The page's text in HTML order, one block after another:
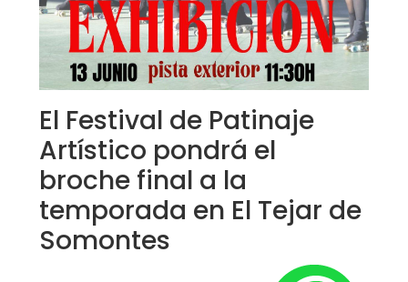
El Festival de Patinaje
Artístico pondrá el
broche final a la
temporada en El Tejar de
Somontes